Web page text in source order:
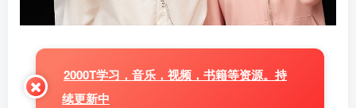
2000T学习，音乐，视频，书籍等资源。持
续更新中